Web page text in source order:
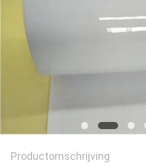
Productomschrijving